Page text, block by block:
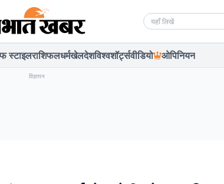
Search news
स्टाइलराशिफलधर्मखेलदेशविश्वशॉर्ट्सवीडियो ओपिनियन
विज्ञापन